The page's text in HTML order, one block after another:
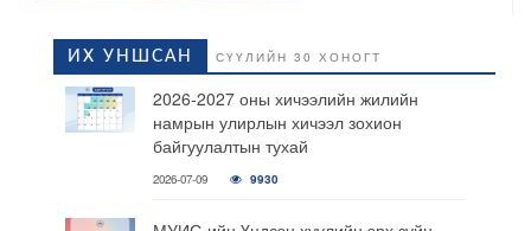
ИХ УНШСАН СҮҮЛИЙН 30 ХОНОГТ
2026-2027 оны хичээлийн жилийн
намрын улирлын хичээл зохион
байгуулалтын тухай
2026-07-09 9930